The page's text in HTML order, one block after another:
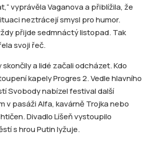
vyprávěla Vaganova a přiblížila, že
neztrácejí smysl pro humor.
přijde sedmnáctý listopad. Tak
svoji řeč.
a lidé začali odcházet. Kdo
kapely Progres 2. Vedle hlavního
Svobody nabízel festival další
v pasáži Alfa, kavárně Trojka nebo
Divadlo Líšeň vystoupilo
s hrou Putin lyžuje.